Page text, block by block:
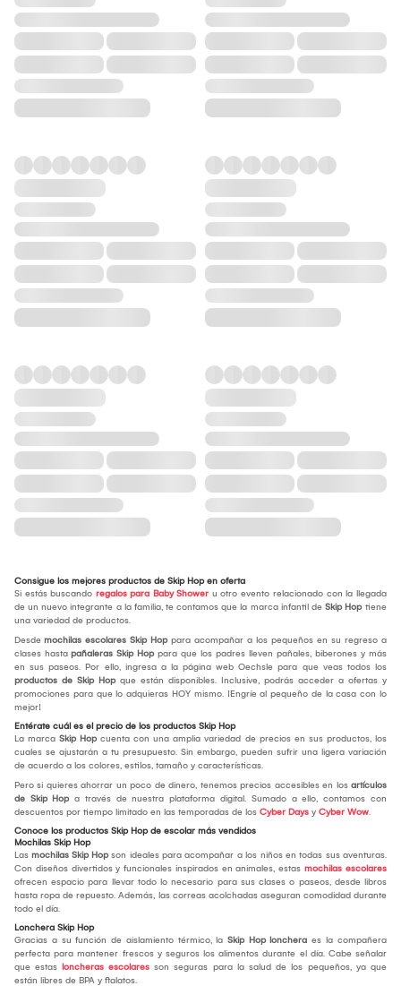
Consigue los mejores productos de Skip Hop en oferta
Si estás buscando regalos para Baby Shower u otro evento relacionado con la llegada
de un nuevo integrante a la familia, te contamos que la marca infantil de Skip Hoptiene
una variedad de productos.
Desde mochilas escolares Skip Hoppara acompañar a los pequeños en su regreso a
clases hasta pañaleras Skip Hoppara que los padres lleven pañales, biberones y más
en sus paseos. Por ello, ingresa a la página web Oechsle para que veas todos los
productos de Skip Hopque están disponibles. Inclusive, podrás acceder a ofertas y
promociones para que lo adquieras HOY mismo. ¡Engríe al pequeño de la casa con lo
mejor!
Entérate cuál es el precio de los productos Skip Hop
La marca Skip Hopcuenta con una amplia variedad de precios en sus productos, los
cuales se ajustarán a tu presupuesto. Sin embargo, pueden sufrir una ligera variación
de acuerdo a los colores, estilos, tamaño y características.
Pero si quieres ahorrar un poco de dinero, tenemos precios accesibles en los artículos
de Skip Hop a través de nuestra plataforma digital. Sumado a ello, contamos con
descuentos por tiempo limitado en las temporadas de los Cyber Days y Cyber Wow.
Conoce los productos Skip Hop de escolar más vendidos
Mochilas Skip Hop
Las mochilas Skip Hopson ideales para acompañar a los niños en todas sus aventuras.
Con diseños divertidos y funcionales inspirados en animales, estas mochilas escolares
ofrecen espacio para llevar todo lo necesario para sus clases o paseos, desde libros
hasta ropa de repuesto. Además, las correas acolchadas aseguran comodidad durante
todo el día.
Lonchera Skip Hop
Gracias a su función de aislamiento térmico, la Skip Hop lonchera es la compañera
perfecta para mantener frescos y seguros los alimentos durante el día. Cabe señalar
que estas loncheras escolares son seguras para la salud de los pequeños, ya que
están libres de BPA y ftalatos.